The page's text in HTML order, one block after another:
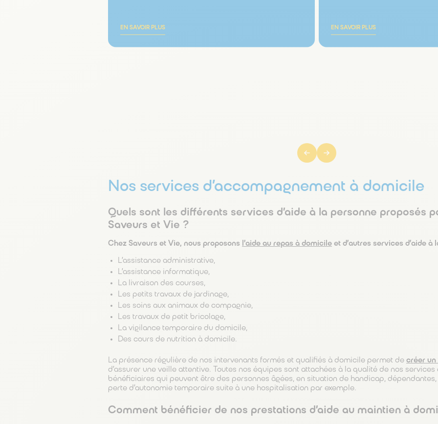
EN SAVOIR PLUS EN SAVOIR PLUS
Nos services d’accompagnement à domicile
Quels sont les différents services d’aide à la personne proposés
Saveurs et Vie ?
Chez Saveurs et Vie, nous proposons l’aide au repas à domicile et d’autres services d’aide à
L’assistance administrative,
L’assistance informatique,
La livraison des courses,
Les petits travaux de jardinage,
Les soins aux animaux de compagnie,
Les travaux de petit bricolage,
La vigilance temporaire du domicile,
Des cours de nutrition à domicile.
La présence régulière de nos intervenants formés et qualifiés à domicile permet de créer un
d’assurer une veille attentive. Toutes nos équipes sont attachées à la qualité de nos
bénéficiaires qui peuvent être des personnes âgées, en situation de handicap,
perte d’autonomie temporaire suite à une hospitalisation par exemple.
Comment bénéficier de nos prestations d’aide au maintien à